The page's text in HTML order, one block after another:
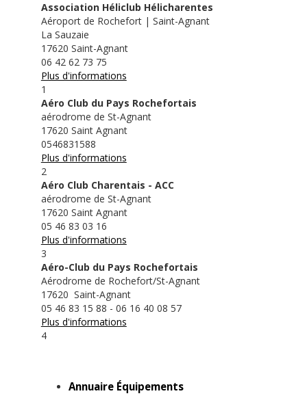
Association Héliclub Hélicharentes
Aéroport de Rochefort | Saint-Agnant
La Sauzaie
17620 Saint-Agnant
06 42 62 73 75
Plus d'informations
1
Aéro Club du Pays Rochefortais
aérodrome de St-Agnant
17620 Saint Agnant
0546831588
Plus d'informations
2
Aéro Club Charentais - ACC
aérodrome de St-Agnant
17620 Saint Agnant
05 46 83 03 16
Plus d'informations
3
Aéro-Club du Pays Rochefortais
Aérodrome de Rochefort/St-Agnant
17620 Saint-Agnant
05 46 83 15 88 - 06 16 40 08 57
Plus d'informations
4
Annuaire Équipements